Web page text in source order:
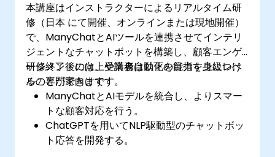
本講座はインストラクターによるリアルタイム研
修（日本 にて開催、オンラインまたは現地開催）
で、ManyChatとAIツールを連携させてインテリ
ジェントなチャットボットを構築し、顧客エンゲ
ージメントの向上や業務自動化を目指す上級レベ
ルの専門家向けです。
研修終了後には、受講者は以下の能力を身につけ
ることができます：
ManyChatとAIモデルを統合し、よりスマー
トな顧客対応を行う。
ChatGPTを用いてNLP駆動型のチャットボッ
ト応答を開発する。